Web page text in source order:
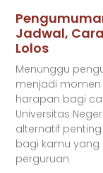
Jadwal,
Lolos
Menunggu
menjadi
harapan bagi
Universitas
alternatif penting
bagi kamu yang
perguruan